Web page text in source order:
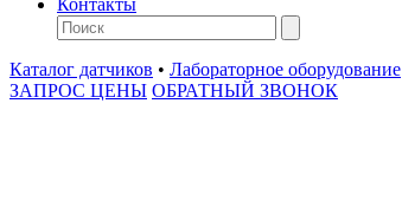
Контакты
Каталог датчиков • Лабораторное оборудование
ЗАПРОС ЦЕНЫ ОБРАТНЫЙ ЗВОНОК